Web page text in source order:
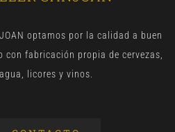
optamos por la calidad a buen
con fabricación propia de cervezas,
agua, licores y vinos.